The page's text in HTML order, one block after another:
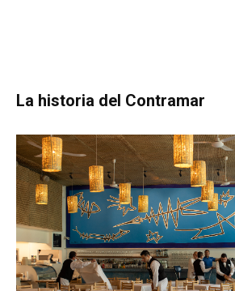
La historia del Contramar